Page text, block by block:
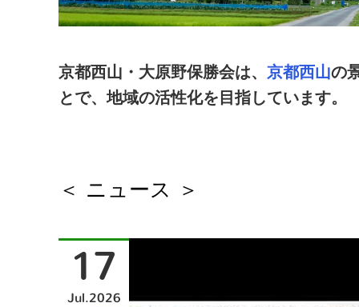
京都西山・大原野保勝会は、 京都西山の
とで、地域の活性化を目指しています。
＜ ニュース ＞
17
Jul 2026